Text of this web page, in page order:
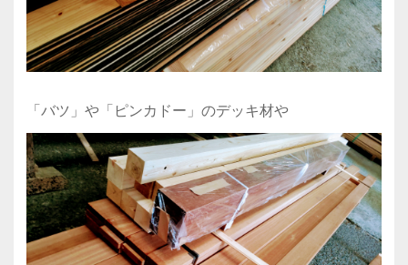
「バツ」や「ピンカドー」のデッキ材や